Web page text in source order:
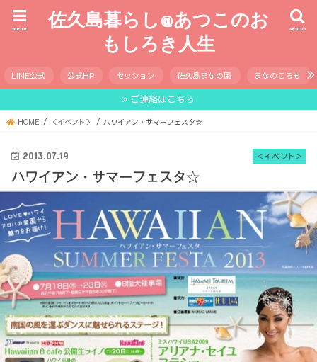
佐久島暮らし@あつこのお
もしろき人生
search
menu
LINE公式 公式HP セッション 佐久島まなの風 まなのころも
ご連絡はこちら
HOME ＜イベント＞ ハワイアン・サマーフェスタ☆
＜イベント＞
2013.07.19
ハワイアン・サマーフェスタ☆